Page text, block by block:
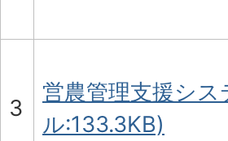
3
営農管理支援シ
ル:133.3KB)